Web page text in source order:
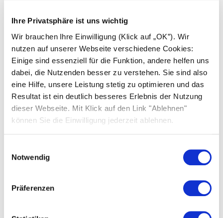
Ihre Privatsphäre ist uns wichtig
Wir brauchen Ihre Einwilligung (Klick auf „OK”). Wir
nutzen auf unserer Webseite verschiedene Cookies:
Einige sind essenziell für die Funktion, andere helfen uns
dabei, die Nutzenden besser zu verstehen. Sie sind also
eine Hilfe, unsere Leistung stetig zu optimieren und das
Resultat ist ein deutlich besseres Erlebnis der Nutzung
dieser Webseite. Mit Klick auf den Link "Ablehnen"
können Sie die Einwilligung jederzeit ablehnen.
Notwendig
Präferenzen
Energieeinsparung und
Kostenoptimierung
Stromgestehungskosten, Strompreis und
Stromkosten verstehen
Stromkosten senken mit Solarstrom und
Energiespartipps
Stromverbrauch im Einfamilienhaus: Was ist